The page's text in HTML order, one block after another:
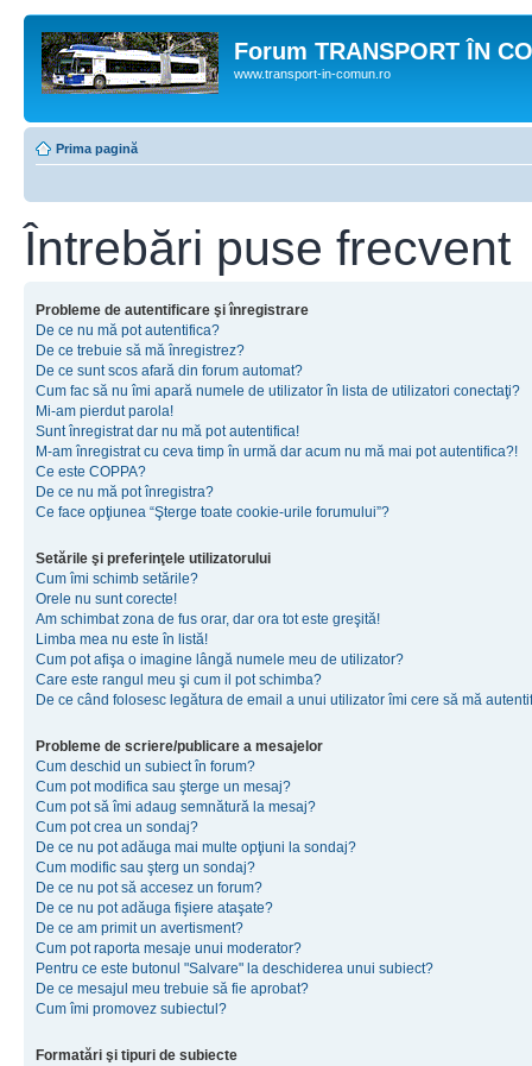
Forum TRANSPORT ÎN
www.transport-in-comun.ro
Prima pagină
Întrebări puse frecvent
Probleme de autentificare şi înregistrare
De ce nu mă pot autentifica?
De ce trebuie să mă înregistrez?
De ce sunt scos afară din forum automat?
Cum fac să nu îmi apară numele de utilizator în lista de utilizatori conectaţi?
Mi-am pierdut parola!
Sunt înregistrat dar nu mă pot autentifica!
M-am înregistrat cu ceva timp în urmă dar acum nu mă mai pot autentifica?!
Ce este COPPA?
De ce nu mă pot înregistra?
Ce face opţiunea “Şterge toate cookie-urile forumului”?
Setările şi preferinţele utilizatorului
Cum îmi schimb setările?
Orele nu sunt corecte!
Am schimbat zona de fus orar, dar ora tot este greşită!
Limba mea nu este în listă!
Cum pot afişa o imagine lângă numele meu de utilizator?
Care este rangul meu şi cum il pot schimba?
De ce când folosesc legătura de email a unui utilizator îmi cere să mă
Probleme de scriere/publicare a mesajelor
Cum deschid un subiect în forum?
Cum pot modifica sau şterge un mesaj?
Cum pot să îmi adaug semnătură la mesaj?
Cum pot crea un sondaj?
De ce nu pot adăuga mai multe opţiuni la sondaj?
Cum modific sau şterg un sondaj?
De ce nu pot să accesez un forum?
De ce nu pot adăuga fişiere ataşate?
De ce am primit un avertisment?
Cum pot raporta mesaje unui moderator?
Pentru ce este butonul "Salvare" la deschiderea unui subiect?
De ce mesajul meu trebuie să fie aprobat?
Cum îmi promovez subiectul?
Formatări şi tipuri de subiecte